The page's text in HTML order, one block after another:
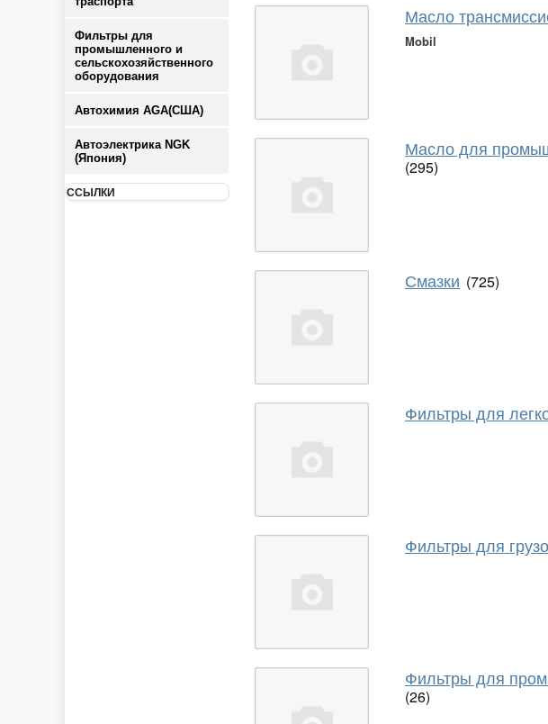
Фильтры для
промышленного и
сельскохозяйственного
оборудования
Автохимия AGA(США)
Автоэлектрика NGK
(Япония)
ССЫЛКИ
Масло
Mobil
Масло для
(295)
Смазки (725)
Фильтры для
Фильтры для
Фильтры для
(26)